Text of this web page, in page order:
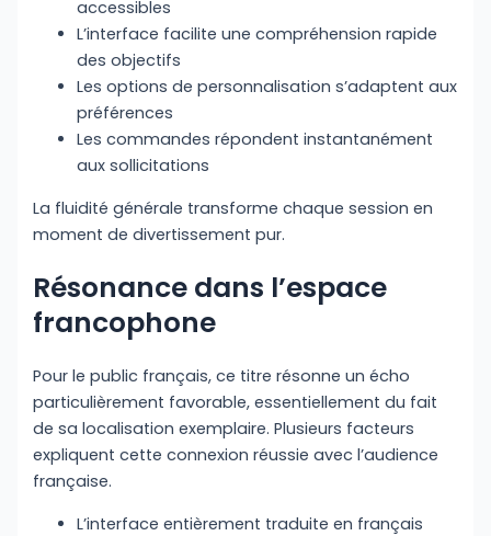
accessibles
L’interface facilite une compréhension rapide
des objectifs
Les options de personnalisation s’adaptent aux
préférences
Les commandes répondent instantanément
aux sollicitations
La fluidité générale transforme chaque session en
moment de divertissement pur.
Résonance dans l’espace
francophone
Pour le public français, ce titre résonne un écho
particulièrement favorable, essentiellement du fait
de sa localisation exemplaire. Plusieurs facteurs
expliquent cette connexion réussie avec l’audience
française.
L’interface entièrement traduite en français